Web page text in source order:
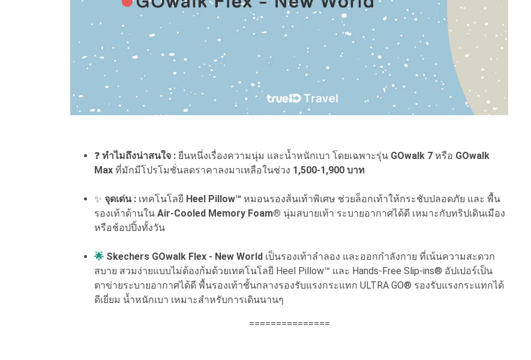
❓ ทำไมถึงน่าสนใจ : ยืนหนึ่งเรื่องความนุ่ม และน้ำหนักเบา โดยเฉพาะรุ่น GOwalk 7 หรือ GOwalk
Max ที่มักมีโปรโมชั่นลดราคาลงมาเหลือในช่วง 1,500-1,900 บาท
✨ จุดเด่น : เทคโนโลยี Heel Pillow™ หมอนรองส้นเท้าพิเศษ ช่วยล็อกเท้าให้กระชับปลอดภัย และ พื้น
รองเท้าด้านใน Air-Cooled Memory Foam® นุ่มสบายเท้า ระบายอากาศได้ดี เหมาะกับทริปเดินเมือง
หรือช้อปปิ้งทั้งวัน
🌟 Skechers GOwalk Flex - New World เป็นรองเท้าลำลอง และออกกำลังกาย ที่เน้นความสะดวก
สบาย สวมง่ายแบบไม่ต้องก้มด้วยเทคโนโลยี Heel Pillow™ และ Hands-Free Slip-ins® อัปเปอร์เป็น
ตาข่ายระบายอากาศได้ดี พื้นรองเท้าชั้นกลางรองรับแรงกระแทก ULTRA GO® รองรับแรงกระแทกได้
ดีเยี่ยม น้ำหนักเบา เหมาะสำหรับการเดินนานๆ
===============